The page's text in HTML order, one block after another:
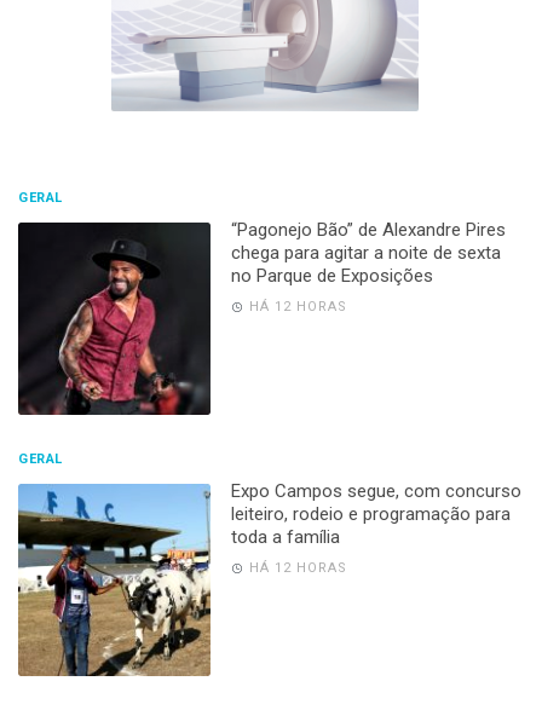
GERAL
“Pagonejo Bão” de Alexandre Pires
chega para agitar a noite de sexta
no Parque de Exposições
HÁ 12 HORAS
GERAL
Expo Campos segue, com concurso
leiteiro, rodeio e programação para
toda a família
HÁ 12 HORAS